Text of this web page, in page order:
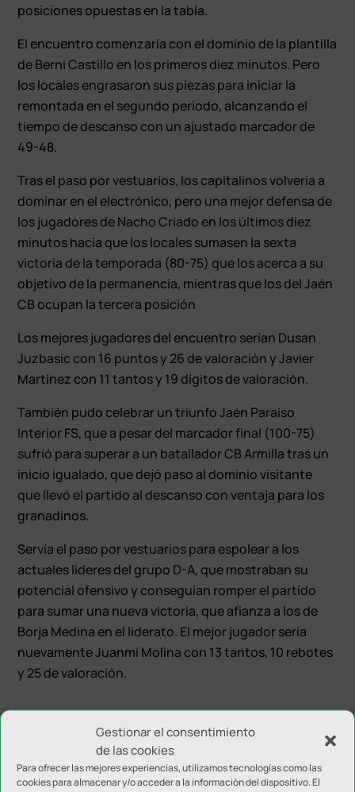
Gestionar el consentimiento
de las cookies
Para ofrecer las mejores experiencias, utilizamos tecnologías como las
cookies para almacenar y/o acceder a la información del dispositivo. El
posiciones opuestas en la tabla.
El encuentro comenzaría con el dominio de la plantilla
de Berni Castillo en los primeros diez minutos. Pero
los locales engrasaron sus piezas para iniciar la
remontada en el segundo periodo, alcanzando el
tiempo de descanso con un ajustado marcador de
49-48.
Tras el paso por vestuarios, los capitalinos volvería a
dominar en el electrónico, pero una mejor defensa de
los jugadores de Nacho Criado en los últimos diez
minutos hacía que los locales sumasen la sexta
victoria de la temporada (80-75) que los acerca a su
objetivo de la permanencia, mientras que los del Jaén
CB ocupan la tercera posición
Los mejores jugadores del encuentro serían Dusan
Juzbasic con 16 puntos y 26 de valoración y Javier
Martínez con 11 tantos y 19 dígitos de valoración.
También pudo celebrar un triunfo Jaén Paraíso
Interior FS, que a pesar del marcador final (100-75)
sufrió para superar a un batallador CB Armilla tras un
inicio igualado, que dejó paso al dominio visitante
que llevó el partido al descanso con ventaja para los
granadinos.
Servía el paso por vestuarios para espolear a los
actuales líderes del grupo D-A, que mostraban su
potencial ofensivo y conseguían romper el partido
para sumar una nueva victoria, que afianza a los de
Borja Medina en el liderato. El mejor jugador sería
nuevamente Juanmi Molina con 13 tantos, 10 rebotes
y 25 de valoración.